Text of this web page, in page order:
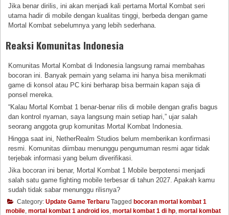
Jika benar dirilis, ini akan menjadi kali pertama Mortal Kombat seri
utama hadir di mobile dengan kualitas tinggi, berbeda dengan game
Mortal Kombat sebelumnya yang lebih sederhana.
Reaksi Komunitas Indonesia
Komunitas Mortal Kombat di Indonesia langsung ramai membahas
bocoran ini. Banyak pemain yang selama ini hanya bisa menikmati
game di konsol atau PC kini berharap bisa bermain kapan saja di
ponsel mereka.
“Kalau Mortal Kombat 1 benar-benar rilis di mobile dengan grafis bagus
dan kontrol nyaman, saya langsung main setiap hari,” ujar salah
seorang anggota grup komunitas Mortal Kombat Indonesia.
Hingga saat ini, NetherRealm Studios belum memberikan konfirmasi
resmi. Komunitas diimbau menunggu pengumuman resmi agar tidak
terjebak informasi yang belum diverifikasi.
Jika bocoran ini benar, Mortal Kombat 1 Mobile berpotensi menjadi
salah satu game fighting mobile terbesar di tahun 2027. Apakah kamu
sudah tidak sabar menunggu rilisnya?
Category: Update Game Terbaru Tagged bocoran mortal kombat 1
mobile, mortal kombat 1 android ios, mortal kombat 1 di hp, mortal kombat